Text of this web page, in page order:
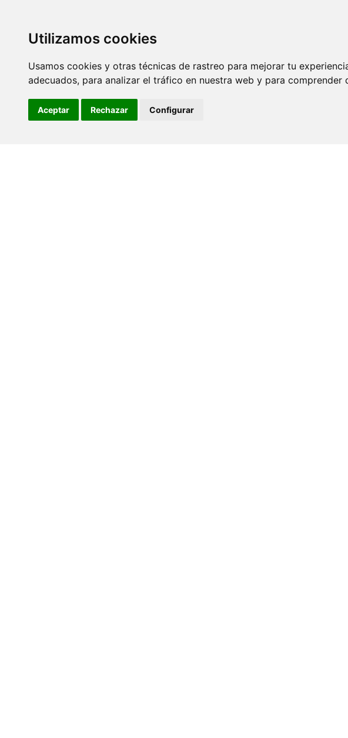
Utilizamos cookies
Usamos cookies y otras técnicas de rastreo para mejorar tu
adecuados, para analizar el tráfico en nuestra web y para comprender
Aceptar Rechazar Configurar